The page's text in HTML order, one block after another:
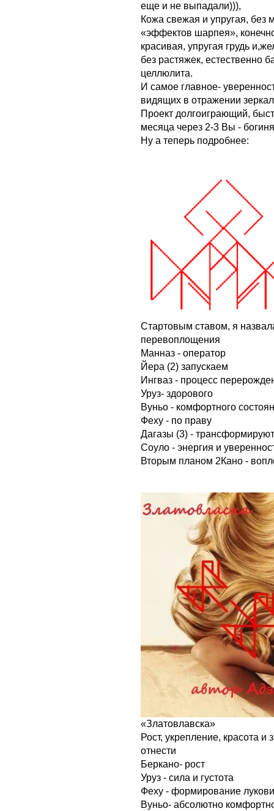
еще и не выпадали))),
Кожа свежая и упругая, без
«эффектов шарпея»,
красивая, упругая грудь
без растяжек, естественно
целлюлита.
И самое главное-
видящих в отражении
Проект долгоиграющий,
месяца через 2-3 Вы -
Ну а теперь подробнее:
Стартовым ставом, я
перевоплощения
Манназ - оператор
Йера (2) запускаем
Ингваз - процесс
Уруз- здорового
Вуньо - комфортного
Феху - по праву
Дагазы (3) -
Соуло - энергия и
Вторым планом 2Кано -
«Златовлавска»
Рост, укрепление, красота
отнести
Беркано- рост
Уруз - сила и густота
Феху - формирование
Вуньо- абсолютно